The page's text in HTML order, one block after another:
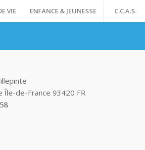
VIE ENFANCE & JEUNESSE C.C.A.S.
Île-de-France 93420 FR